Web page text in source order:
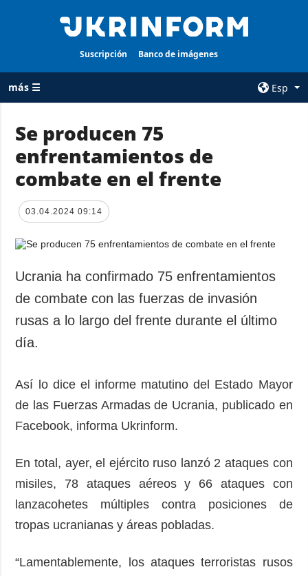
Suscripción Banco de imágenes
más ☰
Esp
TODAS LAS
CATEGORÍAS
Guerra
Reconstrucción
Política
Economía
Defensa
Sociedad y
emergencias
AGENCIA
sobre la agencia
Política de
privacidad y
protección de
datos personales
Podcasts
Publicaciones
Entrevistas
Fotos
Suscripción
Banco de
imágenes
Se producen 75
enfrentamientos de
combate en el frente
03.04.2024 09:14
Ucrania ha confirmado 75 enfrentamientos
de combate con las fuerzas de invasión
rusas a lo largo del frente durante el último
día.
Así lo dice el informe matutino del Estado Mayor
de las Fuerzas Armadas de Ucrania, publicado en
Facebook, informa Ukrinform.
En total, ayer, el ejército ruso lanzó 2 ataques con
misiles, 78 ataques aéreos y 66 ataques con
lanzacohetes múltiples contra posiciones de
tropas ucranianas y áreas pobladas.
“Lamentablemente, los ataques terroristas rusos